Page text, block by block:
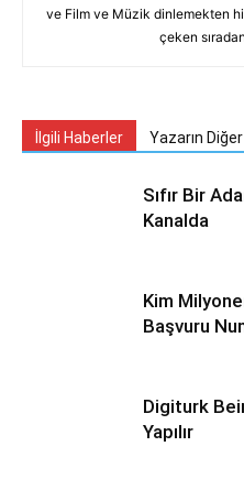
ve Film ve Müzik dinlemekten
çeken
İlgili Haberler Yazarın
Sıfır Bir
Kanalda
Kim
Başvuru
Digiturk
Yapılır